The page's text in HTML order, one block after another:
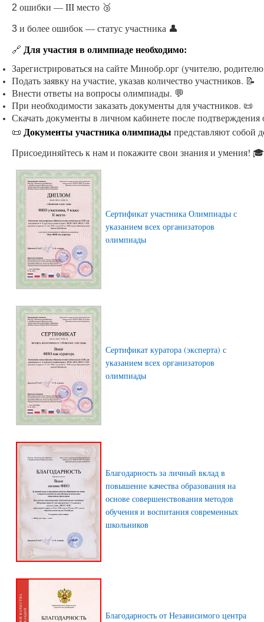
2 ошибки — III место 🥉
3 и более ошибок — статус участника 👤
🔗 Для участия в олимпиаде необходимо:
Зарегистрироваться на сайте Минобр.орг (учителю,
Подать заявку на участие, указав количество участников. 📝
Внести ответы на вопросы олимпиады. 💬
При необходимости заказать документы для участников. 📜
Скачать документы в личном кабинете после
📜 Документы участника олимпиады представляют собой
Присоединяйтесь к нам и покажите свои знания и умения! 🎓
Сертификат участника Олимпиады с
указанием всех организаторов
олимпиады
Сертификат куратора (эксперта) с
указанием всех организаторов
олимпиады
Благодарность за личный вклад в
повышение качества образования на
основе совершенствования методов
обучения и воспитания современных
школьников
Благодарность от Независимого центра